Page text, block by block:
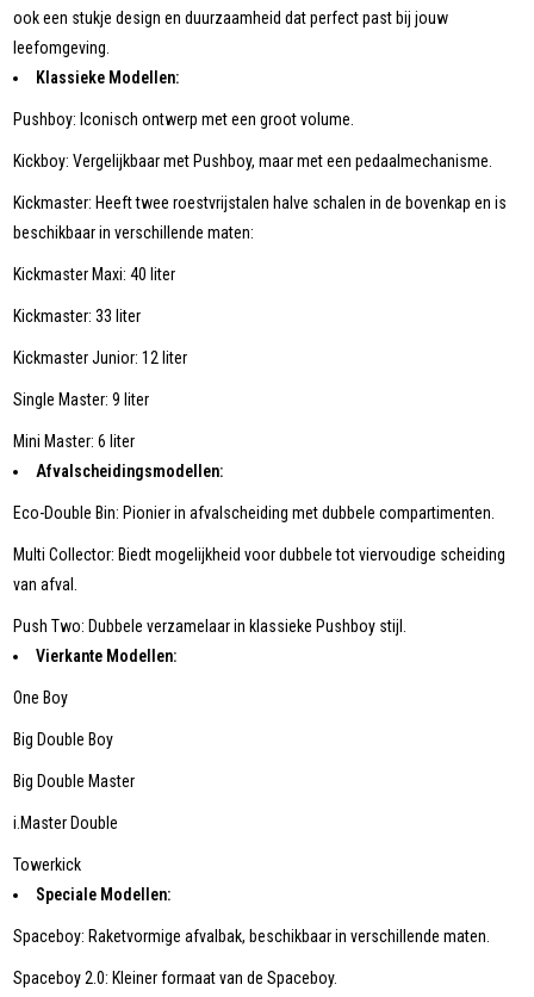
ook een stukje design en duurzaamheid dat perfect past bij jouw
leefomgeving.
Klassieke Modellen:
Pushboy: Iconisch ontwerp met een groot volume.
Kickboy: Vergelijkbaar met Pushboy, maar met een pedaalmechanisme.
Kickmaster: Heeft twee roestvrijstalen halve schalen in de bovenkap en is
beschikbaar in verschillende maten:
Kickmaster Maxi: 40 liter
Kickmaster: 33 liter
Kickmaster Junior: 12 liter
Single Master: 9 liter
Mini Master: 6 liter
Afvalscheidingsmodellen:
Eco-Double Bin: Pionier in afvalscheiding met dubbele compartimenten.
Multi Collector: Biedt mogelijkheid voor dubbele tot viervoudige scheiding
van afval.
Push Two: Dubbele verzamelaar in klassieke Pushboy stijl.
Vierkante Modellen:
One Boy
Big Double Boy
Big Double Master
i.Master Double
Towerkick
Speciale Modellen:
Spaceboy: Raketvormige afvalbak, beschikbaar in verschillende maten.
Spaceboy 2.0: Kleiner formaat van de Spaceboy.